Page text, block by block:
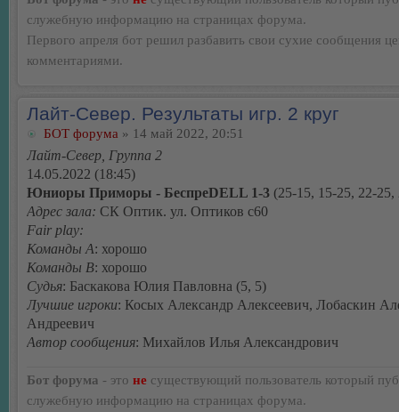
служебную информацию на страницах форума.
Первого апреля бот решил разбавить свои сухие сообщения
комментариями.
Лайт-Север. Результаты игр. 2 круг
БОТ форума » 14 май 2022, 20:51
Лайт-Север, Группа 2
14.05.2022 (18:45)
Юниоры Приморы - БеспреDELL 1-3 (25-15, 15-25, 22-25,
Адрес зала: СК Оптик. ул. Оптиков с60
Fair play:
Команды А: хорошо
Команды В: хорошо
Судья: Баскакова Юлия Павловна (5, 5)
Лучшие игроки: Косых Александр Алексеевич, Лобаскин
Андреевич
Автор сообщения: Михайлов Илья Александрович
Бот форума - это не существующий пользователь который
служебную информацию на страницах форума.